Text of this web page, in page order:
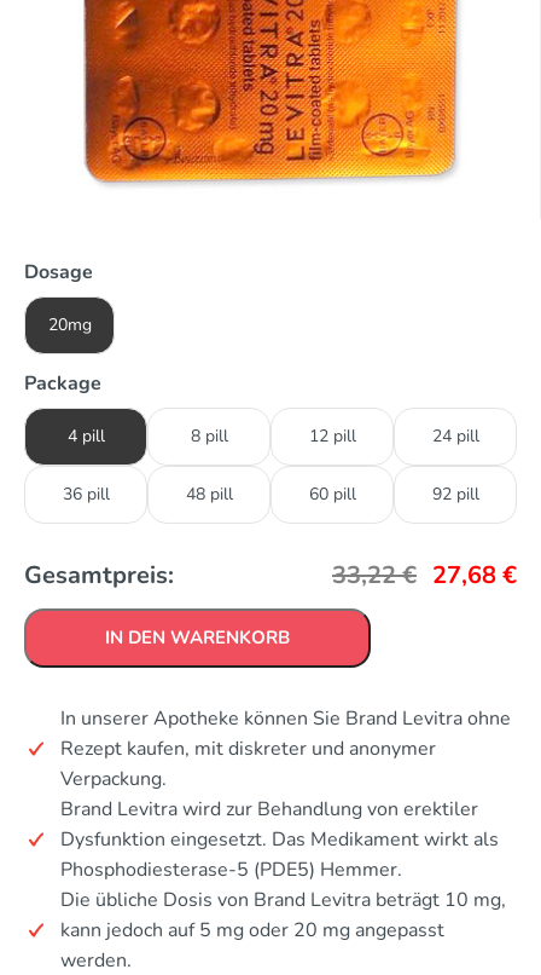
Dosage
20mg
Package
4 pill 8 pill 12 pill 24 pill
36 pill 48 pill 60 pill 92 pill
Gesamtpreis: 33,22€ 27,68€
IN DEN WARENKORB
In unserer Apotheke können Sie Brand Levitra ohne
Rezept kaufen, mit diskreter und anonymer
Verpackung.
Brand Levitra wird zur Behandlung von erektiler
Dysfunktion eingesetzt. Das Medikament wirkt als
Phosphodiesterase-5 (PDE5) Hemmer.
Die übliche Dosis von Brand Levitra beträgt 10 mg,
kann jedoch auf 5 mg oder 20 mg angepasst
werden.